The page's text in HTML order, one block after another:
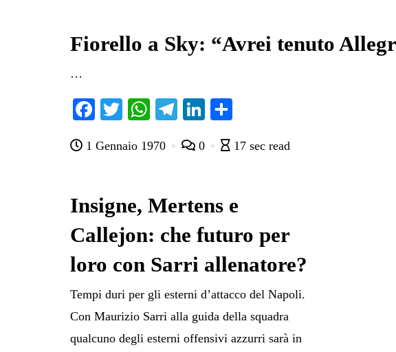
Fiorello a Sky: “Avrei tenuto
…
Fa
bo
T
tte
W
ts
pp
Te
gr
m
Li
ed di
di
1 Gennaio 1970 0 17 sec read
Insigne, Mertens e
Callejon: che futuro per
loro con Sarri allenatore?
Tempi duri per gli esterni d’attacco del Napoli.
Con Maurizio Sarri alla guida della squadra
qualcuno degli esterni offensivi azzurri sarà in